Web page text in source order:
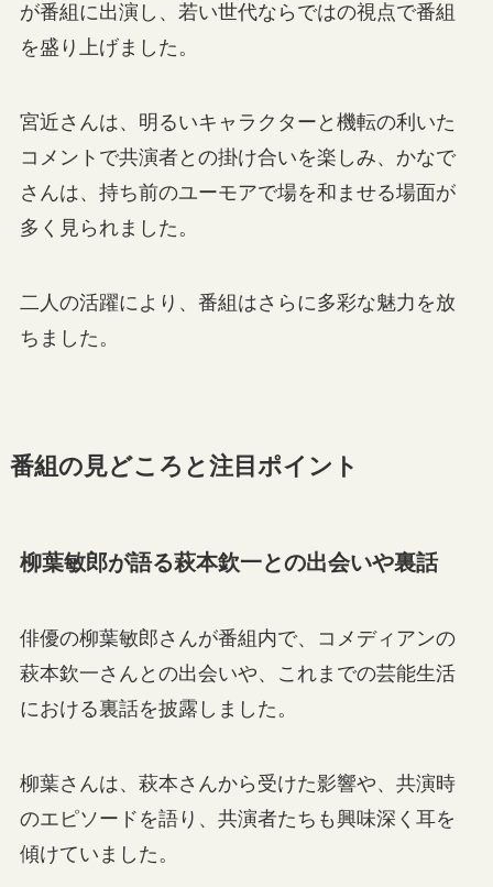
が番組に出演し、若い世代ならではの視点で番組
を盛り上げました。
宮近さんは、明るいキャラクターと機転の利いた
コメントで共演者との掛け合いを楽しみ、かなで
さんは、持ち前のユーモアで場を和ませる場面が
多く見られました。
二人の活躍により、番組はさらに多彩な魅力を放
ちました。
番組の見どころと注目ポイント
柳葉敏郎が語る萩本欽一との出会いや裏話
俳優の柳葉敏郎さんが番組内で、コメディアンの
萩本欽一さんとの出会いや、これまでの芸能生活
における裏話を披露しました。
柳葉さんは、萩本さんから受けた影響や、共演時
のエピソードを語り、共演者たちも興味深く耳を
傾けていました。